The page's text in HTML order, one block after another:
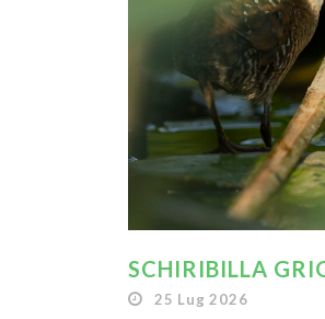
SCHIRIBILLA
25 Lug 2026